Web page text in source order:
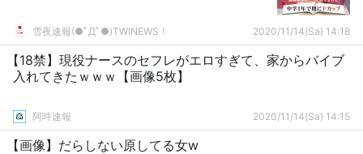
雪夜速報(●ﾟДﾟ●)TWINEWS！ 2020/11/14(Sa) 14:18
【18禁】現役ナースのセフレがエロすぎて、家からバイブ
入れてきたｗｗｗ【画像5枚】
阿吽速報 2020/11/14(Sa) 14:15
【画像】だらしない原してる女w